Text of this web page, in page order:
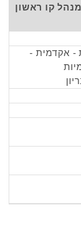
קו ראשון
- אקדמית -